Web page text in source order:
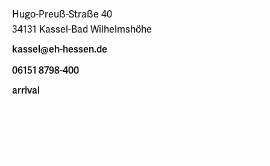
Hugo-Preuß-Straße 40
34131 Kassel-Bad Wilhelmshöhe
kassel@eh-hessen.de
06151 8798-400
arrival